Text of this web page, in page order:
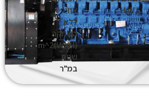
H.W.L
אוויר
ללא
השתקה
(WXH)m^2
שטח
במ"ר